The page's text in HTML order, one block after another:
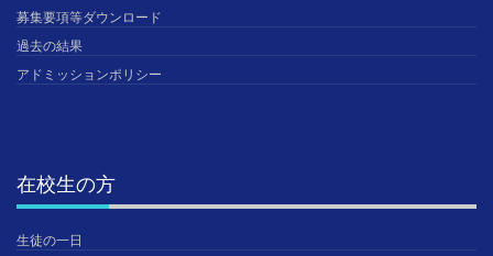
募集要項等ダウンロード
過去の結果
アドミッションポリシー
在校生の方
生徒の一日